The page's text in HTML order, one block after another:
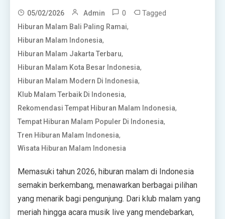
05/02/2026 Admin 0 Tagged
Hiburan Malam Bali Paling Ramai,
Hiburan Malam Indonesia,
Hiburan Malam Jakarta Terbaru,
Hiburan Malam Kota Besar Indonesia,
Hiburan Malam Modern Di Indonesia,
Klub Malam Terbaik Di Indonesia,
Rekomendasi Tempat Hiburan Malam Indonesia,
Tempat Hiburan Malam Populer Di Indonesia,
Tren Hiburan Malam Indonesia,
Wisata Hiburan Malam Indonesia
Memasuki tahun 2026, hiburan malam di Indonesia
semakin berkembang, menawarkan berbagai pilihan
yang menarik bagi pengunjung. Dari klub malam yang
meriah hingga acara musik live yang mendebarkan,